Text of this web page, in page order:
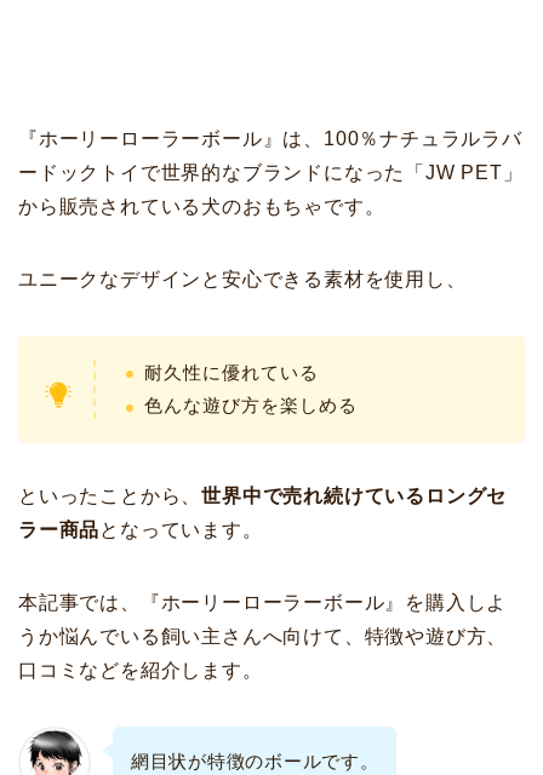
『ホーリーローラーボール』は、100％ナチュラルラバ
ードックトイで世界的なブランドになった「JW PET」
から販売されている犬のおもちゃです。
ユニークなデザインと安心できる素材を使用し、
耐久性に優れている
色んな遊び方を楽しめる
といったことから、世界中で売れ続けているロングセ
ラー商品となっています。
本記事では、『ホーリーローラーボール』を購入しよ
うか悩んでいる飼い主さんへ向けて、特徴や遊び方、
口コミなどを紹介します。
網目状が特徴のボールです。